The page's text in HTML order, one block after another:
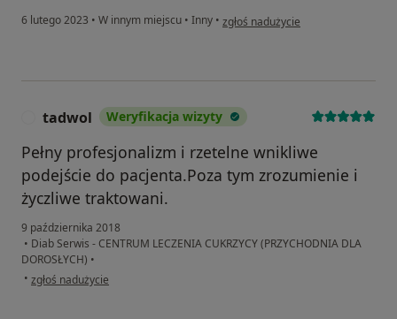
6 lutego 2023 • W innym miejscu • Inny • w opinii użytkownika S T
zgłoś nadużycie
tadwol Weryfikacja wizyty
Pełny profesjonalizm i rzetelne wnikliwe
podejście do pacjenta.Poza tym zrozumienie i
życzliwe traktowani.
9 października 2018
• Diab Serwis - CENTRUM LECZENIA CUKRZYCY (PRZYCHODNIA DLA
DOROSŁYCH) •
• w opinii użytkownika tadwol
zgłoś nadużycie